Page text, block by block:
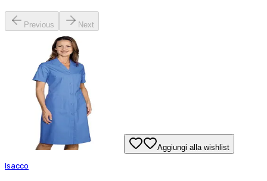
Previous Next
Aggiungi alla wishlist
Isacco